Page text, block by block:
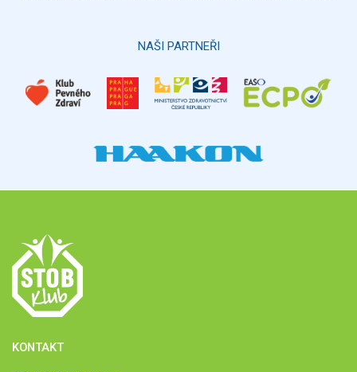
NAŠI PARTNEŘI
KONTAKT